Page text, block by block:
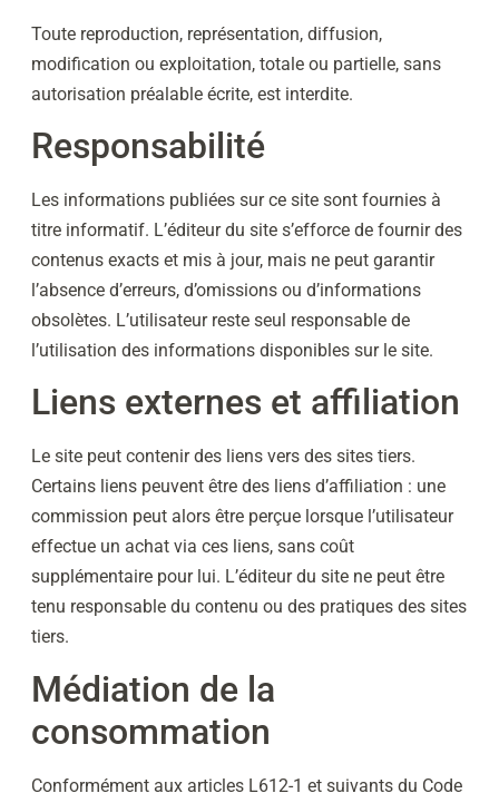
Toute reproduction, représentation, diffusion,
modification ou exploitation, totale ou partielle, sans
autorisation préalable écrite, est interdite.
Responsabilité
Les informations publiées sur ce site sont fournies à
titre informatif. L’éditeur du site s’efforce de fournir des
contenus exacts et mis à jour, mais ne peut garantir
l’absence d’erreurs, d’omissions ou d’informations
obsolètes. L’utilisateur reste seul responsable de
l’utilisation des informations disponibles sur le site.
Liens externes et affiliation
Le site peut contenir des liens vers des sites tiers.
Certains liens peuvent être des liens d’affiliation : une
commission peut alors être perçue lorsque l’utilisateur
effectue un achat via ces liens, sans coût
supplémentaire pour lui. L’éditeur du site ne peut être
tenu responsable du contenu ou des pratiques des sites
tiers.
Médiation de la
consommation
Conformément aux articles L612-1 et suivants du Code